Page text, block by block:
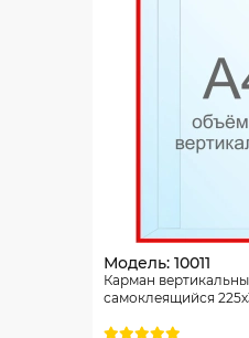
Модель: 10011
Карман
самоклеящийся